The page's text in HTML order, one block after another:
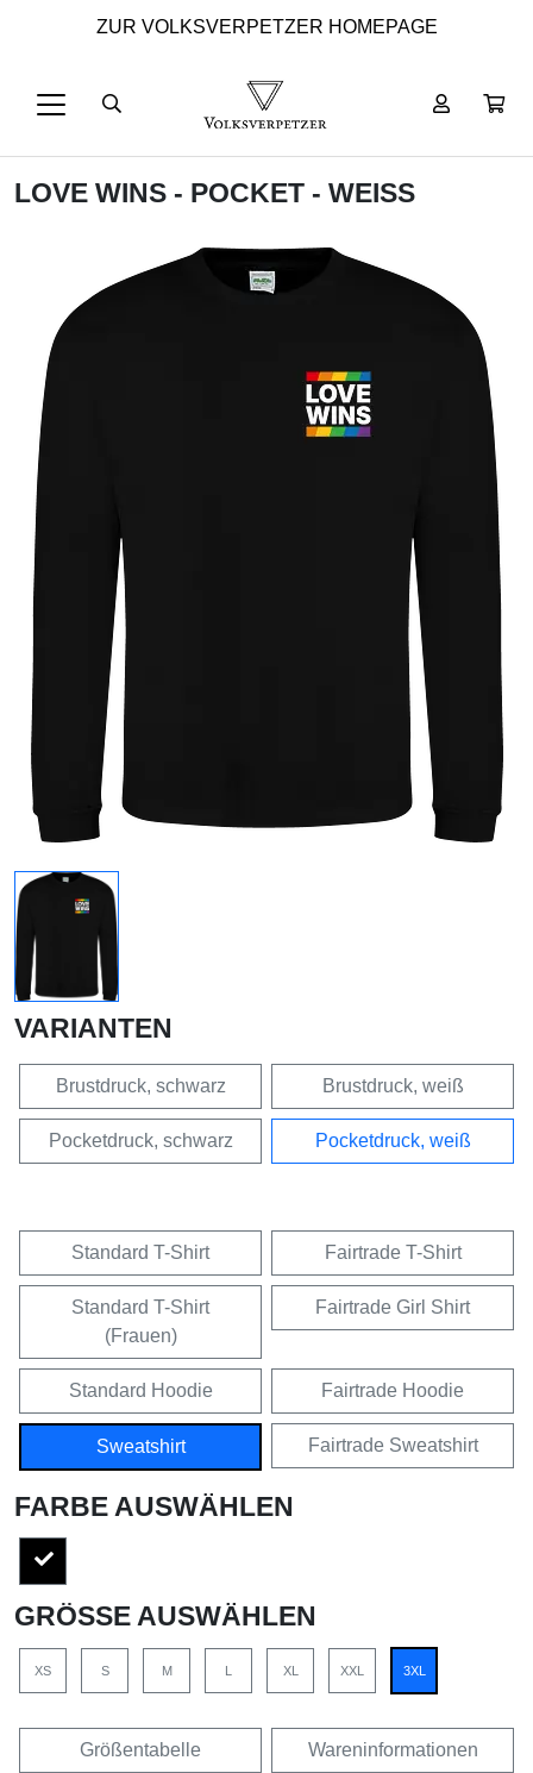
ZUR VOLKSVERPETZER HOMEPAGE
LOVE WINS - POCKET - WEISS
VARIANTEN
Brustdruck, schwarz Brustdruck, weiß
Pocketdruck, schwarz Pocketdruck, weiß
Standard T-Shirt Fairtrade T-Shirt
Standard T-Shirt
(Frauen)
Fairtrade Girl Shirt
Standard Hoodie Fairtrade Hoodie
Sweatshirt Fairtrade Sweatshirt
FARBE AUSWÄHLEN
GRÖSSE AUSWÄHLEN
XS S M XL XXL 3XL
Größentabelle Wareninformationen